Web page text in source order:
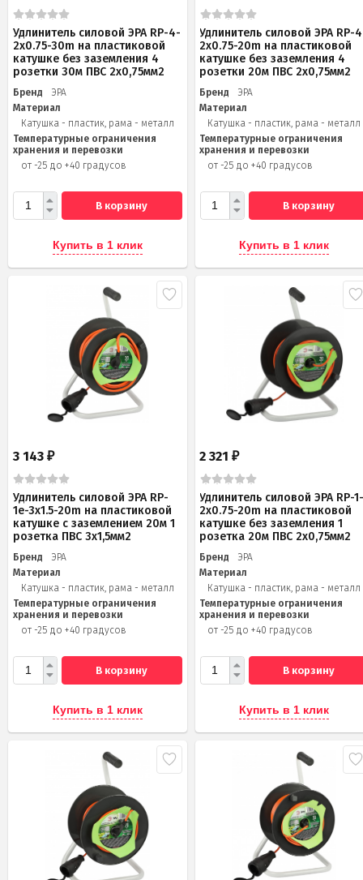
Удлинитель силовой ЭРА RP-4-
2x0.75-30m на пластиковой
катушке без заземления 4
розетки 30м ПВС 2х0,75мм2
Бренд
ЭРА
Материал
Катушка - пластик, рама - металл
Температурные ограничения
хранения и перевозки
от -25 до +40 градусов
В корзину
Купить в 1 клик
Удлинитель силовой ЭРА RP-
2x0.75-20m на пластиковой
катушке без заземления 4
розетки 20м ПВС 2х0,75мм2
Бренд
ЭРА
Материал
Катушка - пластик, рама - металл
Температурные ограничения
хранения и перевозки
от -25 до +40 градусов
В корзину
Купить в 1 клик
3 143 ₽
Удлинитель силовой ЭРА RP-
1e-3x1.5-20m на пластиковой
катушке c заземлением 20м 1
розетка ПВС 3х1,5мм2
Бренд
ЭРА
Материал
Катушка - пластик, рама - металл
Температурные ограничения
хранения и перевозки
от -25 до +40 градусов
В корзину
Купить в 1 клик
2 321₽
Удлинитель силовой ЭРА RP-
2x0.75-20m на пластиковой
катушке без заземления 1
розетка 20м ПВС 2х0,75мм2
Бренд
ЭРА
Материал
Катушка - пластик, рама - металл
Температурные ограничения
хранения и перевозки
от -25 до +40 градусов
В корзину
Купить в 1 клик